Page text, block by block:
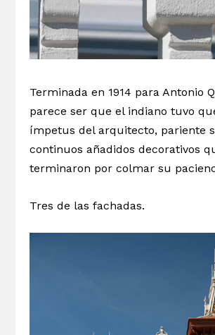
Terminada en 1914 para Antonio
parece ser que el indiano tuvo
ímpetus del arquitecto, pariente
continuos añadidos decorativos
terminaron por colmar su
Tres de las fachadas.